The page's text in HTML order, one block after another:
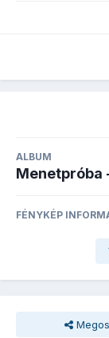
ALBUM
Menetpróba
FÉNYKÉP